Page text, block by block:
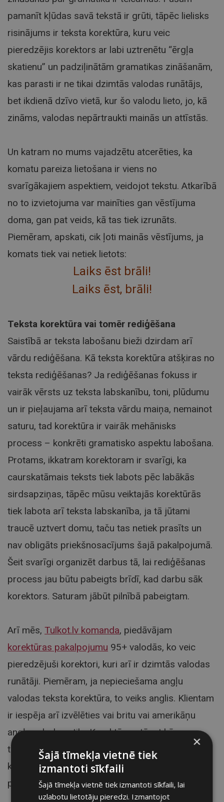
pamanīt kļūdas savā tekstā ir grūti, tāpēc lielisks
risinājums ir teksta korektūra, kuru veic
pieredzējis korektors ar labi uztrenētu “ērgļa
skatienu” un padziļinātām gramatikas zināšanām,
kas parasti ir ne tikai dzimtās valodas runātājs,
bet ikdienā dzīvo vietā, kur šo valodu lieto, jo, kā
zināms, valodas nepārtraukti mainās un attīstās.
Un katram no mums vajadzētu atcerēties, ka
komatu pareiza lietošana ir viens no
svarīgākajiem aspektiem, veidojot tekstu. Atkarībā
no to izvietojuma var mainīties gan vēstījuma
doma, gan pat veids, kā tas tiek izrunāts.
Piemēram, apskati, cik ļoti mainās vēstījums, ja
komats tiek vai netiek lietots:
Laiks ēst brāli!
Laiks ēst, brāli!
Teksta korektūra vai tomēr rediģēšana
Saistībā ar teksta labošanu bieži dzirdam arī
vārdu rediģēšana. Kā teksta korektūra atšķiras no
teksta rediģēšanas? Ja rediģēšanas fokuss ir
vairāk vērsts uz teksta labskanību, toni, plūdumu
un ir pieļaujama arī teksta vārdu maiņa, nemainot
saturu, tad korektūra ir vairāk mehānisks
process – konkrēti gramatisko aspektu labošana.
Protams, ikkatram korektoram ir svarīgi, ka
caurskatāmais teksts tiek labots pēc labākās
sirdsapziņas, tāpēc mūsu veiktajās korektūrās
tiek labota arī teksta labskanība, ja tā jūtami
traucē uztvert domu, taču tas netiek prasīts un
nav obligāts priekšnosacījums šajā pakalpojumā.
Šeit svarīgi organizēt darbus tā, lai rediģēšanas
process jau būtu pabeigts brīdī, kad darbu sāk
korektors. Saturam jābūt pilnībā pabeigtam.
Arī mēs, Tulkot.lv komanda, piedāvājam
korektūras pakalpojumu 95+ valodās, ko veic
pieredzējuši korektori, kuri arī ir dzimtās valodas
runātāji. Piemēram, ja nepieciešama angļu
valodas teksta korektūra, to veiks anglis. Klientam
ir iespēja arī izvēlēties vai britu vai amerikāņu
angļu valodas stilu. Korektūras, tāpat kā
tulkošanas, cena tiek aprēķina pēc vārdu skaita
koriģējamajā materiālā.Sazinieties ar mums
prieku palīdzēsim!
×
Šajā tīmekļa vietnē tiek
izmantoti sīkfaili
Šajā tīmekļa vietnē tiek izmantoti sīkfaili, lai
uzlabotu lietotāju pieredzi. Izmantojot